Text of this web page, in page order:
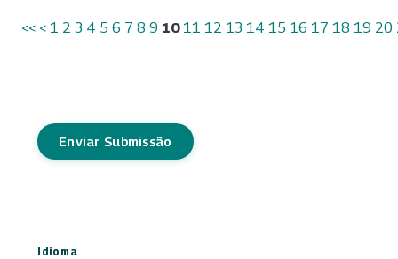
<< < 1 2 3 4 5 6 7 8 9 10 11 12 13 14 15 16 17 18 19 20
Enviar Submissão
Idioma